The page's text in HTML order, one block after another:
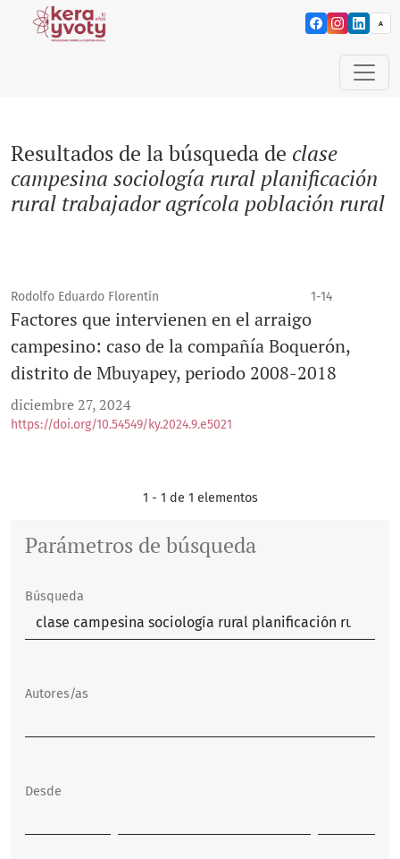
Kera yvoty: A
Resultados de la búsqueda de clase
campesina sociología rural planificación
rural trabajador agrícola población rural
Rodolfo Eduardo Florentín 1-14
Factores que intervienen en el arraigo
campesino: caso de la compañía Boquerón,
distrito de Mbuyapey, periodo 2008-2018
diciembre 27, 2024
https://doi.org/10.54549/ky.2024.9.e5021
1 - 1 de 1 elementos
Parámetros de búsqueda
Búsqueda
Autores/as
Desde